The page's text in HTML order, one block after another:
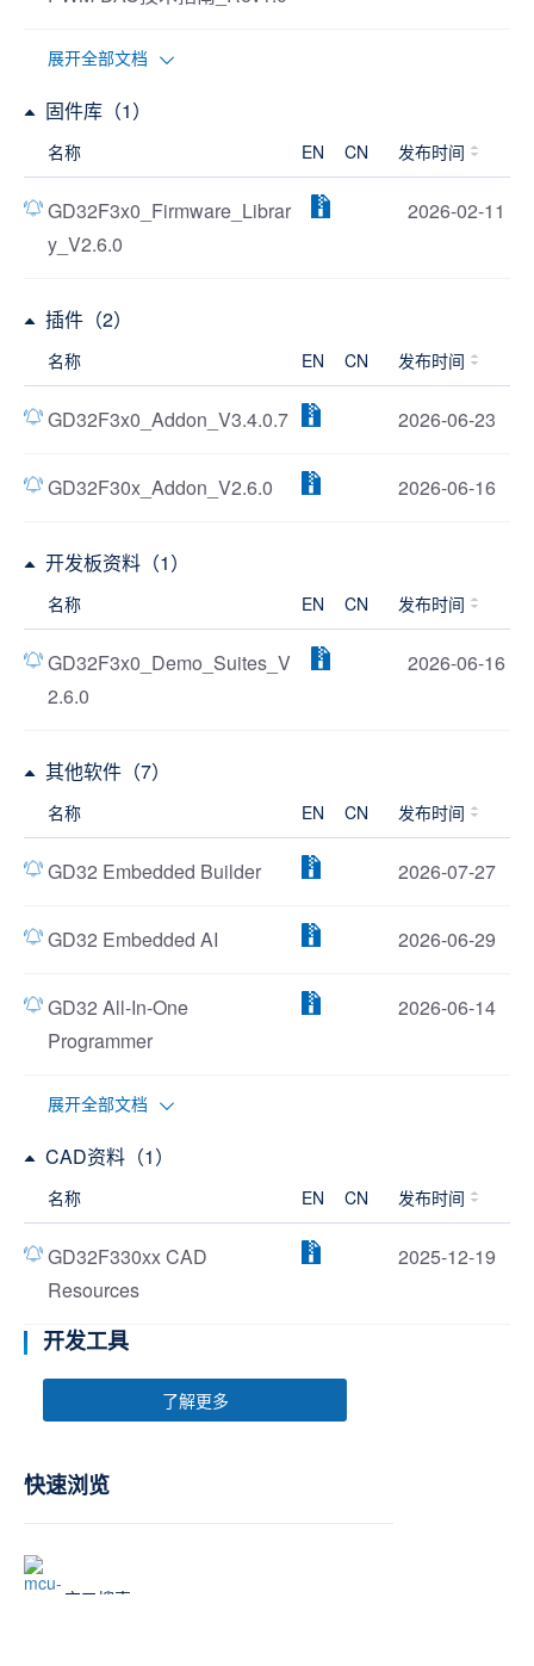
展开全部文档
固件库（1）
名称 EN CN 发布时间
GD32F3x0_Firmware_Librar
y_V2.6.0
2026-02-11
插件（2）
名称 EN CN 发布时间
GD32F3x0_Addon_V3.4.0.7 2026-06-23
GD32F30x_Addon_V2.6.0 2026-06-16
开发板资料（1）
名称 EN CN 发布时间
GD32F3x0_Demo_Suites_V
2.6.0
2026-06-16
其他软件（7）
名称 EN CN 发布时间
GD32 Embedded Builder 2026-07-27
GD32 Embedded AI 2026-06-29
GD32 All-In-One
Programmer
2026-06-14
展开全部文档
CAD资料（1）
名称 EN CN 发布时间
GD32F330xx CAD
Resources
2025-12-19
开发工具
了解更多
快速浏览
交叉搜索